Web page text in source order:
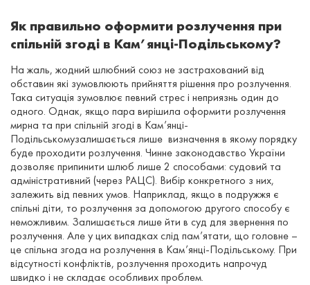
Як правильно оформити розлучення при
спільній згоді в Кам’янці-Подільському?
На жаль, жодний шлюбний союз не застрахований від
обставин які зумовлюють прийняття рішення про розлучення.
Така ситуація зумовлює певний стрес і неприязнь один до
одного. Однак, якщо пара вирішила оформити розлучення
мирна та при спільній згоді в Кам’янці-
Подільськомузалишається лише визначення в якому порядку
буде проходити розлучення. Чинне законодавство України
дозволяє припинити шлюб лише 2 способами: судовий та
адміністративний (через РАЦС). Вибір конкретного з них,
залежить від певних умов. Наприклад, якщо в подружжя є
спільні діти, то розлучення за допомогою другого способу є
неможливим. Залишається лише йти в суд для звернення по
розлучення. Але у цих випадках слід пам’ятати, що головне –
це спільна згода на розлучення в Кам’янці-Подільському. При
відсутності конфліктів, розлучення проходить напрочуд
швидко і не складає особливих проблем.